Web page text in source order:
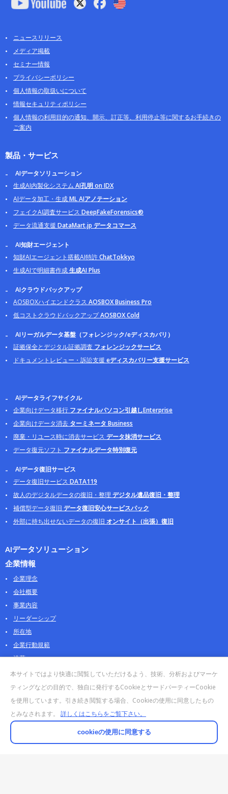
ニュースリリース
メディア掲載
セミナー情報
プライバシーポリシー
個人情報の取扱いについて
情報セキュリティポリシー
個人情報の利用目的の通知、開示、訂正等、利用停止等に関するお手続きの
ご案内
製品・サービス
AIデータソリューション
生成AI内製化システム AI孔明 on IDX
AIデータ加工・生成ML AIアノテーション
フェイクAI調査サービス DeepFakeForensics®
データ流通支援 DataMart.jp データコマース
AI知財エージェント
知財AIエージェント搭載AI特許ChatTokkyo
生成AIで明細書作成生成AI Plus
AIクラウドバックアップ
AOSBOXハイエンドクラス AOSBOX Business Pro
低コストクラウドバックアップAOSBOX Cold
AIリーガルデータ基盤（フォレンジック/eディスカバリ）
証拠保全とデジタル証拠調査 フォレンジックサービス
ドキュメントレビュー・訴訟支援 eディスカバリー支援サービス
AIデータライフサイクル
企業向けデータ移行 ファイナルパソコン引越しEnterprise
企業向けデータ消去 ターミネータ Business
廃棄・リユース時に消去サービス データ抹消サービス
データ復元ソフト ファイナルデータ特別復元
AIデータ復旧サービス
データ復旧サービス DATA119
故人のデジタルデータの復旧・整理 デジタル遺品復旧・整理
補償型データ復旧 データ復旧安心サービスパック
外部に持ち出せないデータの復旧 オンサイト（出張）復旧
AIデータソリューション
企業情報
企業理念
会社概要
事業内容
リーダーシップ
所在地
企業行動規範
沿革
採用情報
パートナー
お問合せ・販売
法人お問合せについて
AOSストア
本サイトではより快適に閲覧していただけるよう、技術、分析およびマーケ
ティングなどの目的で、独自に発行するCookieとサードパーティーCookie
を使用しています。引き続き閲覧する場合、Cookieの使用に同意したもの
とみなされます。 詳しくはこちらをご覧下さい。
cookieの使用に同意する